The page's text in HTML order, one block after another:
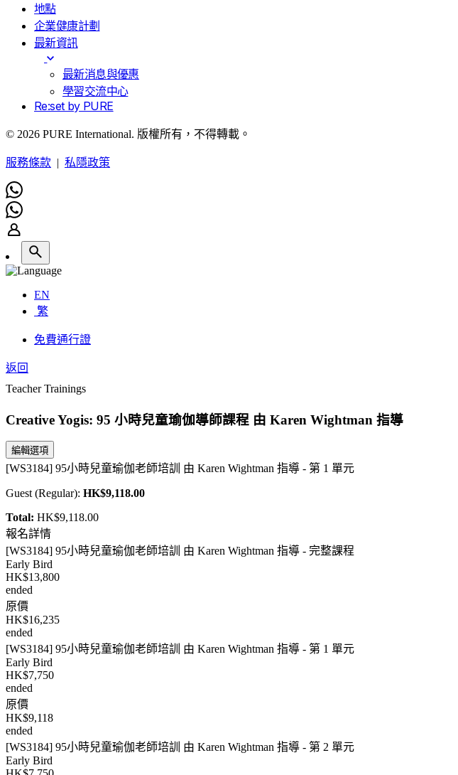
地點
企業健康計劃
最新資訊
最新消息與優惠
學習交流中心
Re:set by PURE
© 2026 PURE International. 版權所有，不得轉載。
服務條款 | 私隱政策
EN
繁
免費通行證
返回
Teacher Trainings
Creative Yogis: 95 小時兒童瑜伽導師課程 由 Karen Wightman 指導
編輯選項
[WS3184] 95小時兒童瑜伽老師培訓 由 Karen Wightman 指導 - 第 1 單元
Guest(Regular): HK$9,118.00
Total: HK$9,118.00
報名詳情
[WS3184] 95小時兒童瑜伽老師培訓 由 Karen Wightman 指導 - 完整課程
Early Bird
HK$13,800
ended
原價
HK$16,235
ended
[WS3184] 95小時兒童瑜伽老師培訓 由 Karen Wightman 指導 - 第 1 單元
Early Bird
HK$7,750
ended
原價
HK$9,118
ended
[WS3184] 95小時兒童瑜伽老師培訓 由 Karen Wightman 指導 - 第 2 單元
Early Bird